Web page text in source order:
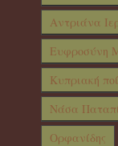
Αντριάνα
Ευφροσύνη
Κυπριακή
Νάσα
Ορφανίδης